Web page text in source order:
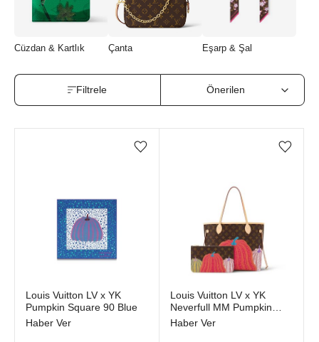
ayrıcalığı ve orijinallik güvencesiyle keşfedebilirsiniz.
Cüzdan & Kartlık Çanta Eşarp & Şal
Filtrele
Favorilere ekle/çıkar
Stokta yok
Louis Vuitton LV x YK
Pumpkin Square 90 Blue
Haber Ver
Favorilere ekle/çıkar
Stokta yok
Louis Vuitton LV x YK
Neverfull MM Pumpkin
Print
Haber Ver